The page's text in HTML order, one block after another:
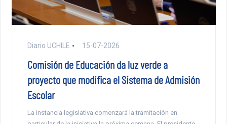
Diario UCHILE 15-07-2026
Comisión de Educación da luz verde a
proyecto que modifica el Sistema de Admisión
Escolar
La instancia legislativa comenzará la tramitación en